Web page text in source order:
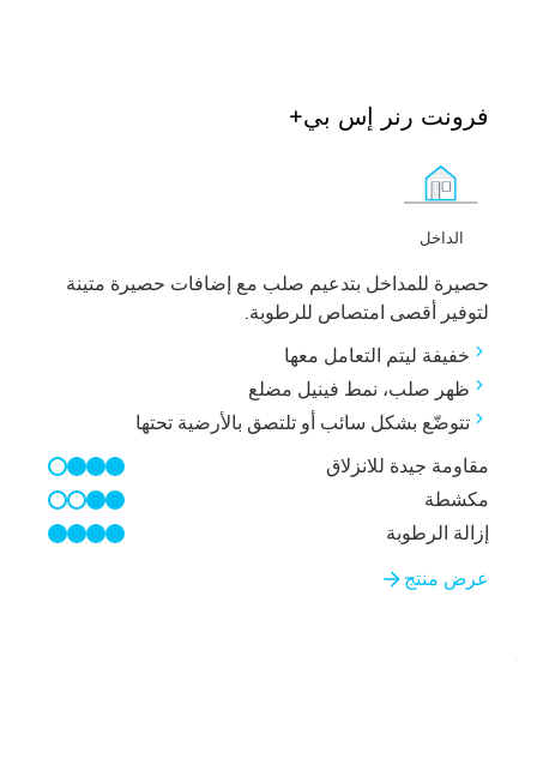
فرونت رنر إس بي+
الداخل
حصيرة للمداخل بتدعيم صلب مع إضافات حصيرة متينة
لتوفير أقصى امتصاص للرطوبة.
خفيفة ليتم التعامل معها
ظهر صلب، نمط فينيل مضلع
تتوضّع بشكل سائب أو تلتصق بالأرضية تحتها
مقاومة جيدة للانزلاق
3/4
مكشطة
2/4
إزالة الرطوبة
4/4
عرض منتج